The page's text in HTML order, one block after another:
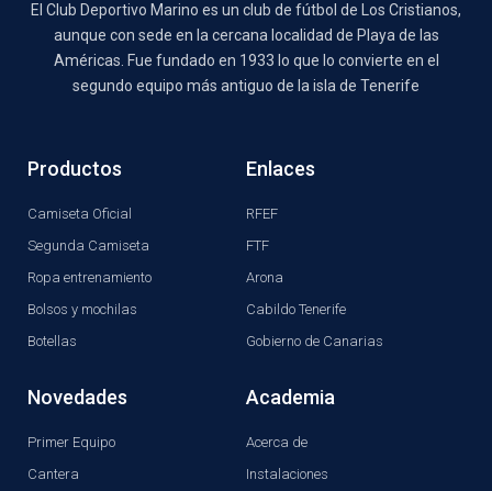
El Club Deportivo Marino es un club de fútbol de Los Cristianos,
aunque con sede en la cercana localidad de Playa de las
Américas. Fue fundado en 1933 lo que lo convierte en el
segundo equipo más antiguo de la isla de Tenerife
Productos
Camiseta Oficial
Segunda Camiseta
Ropa entrenamiento
Bolsos y mochilas
Botellas
Enlaces
RFEF
FTF
Arona
Cabildo Tenerife
Gobierno de Canarias
Novedades
Primer Equipo
Cantera
Academia
Acerca de
Instalaciones